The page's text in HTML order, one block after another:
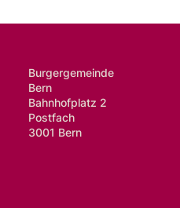
Burgergemeinde
Bern
Bahnhofplatz 2
Postfach
3001 Bern